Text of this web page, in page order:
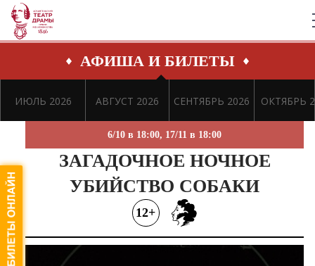
АФИША И БИЛЕТЫ
ИЮЛЬ 2026 АВГУСТ 2026 СЕНТЯБРЬ 2026 ОКТЯБРЬ
6/10 в 18:00, 17/11 в 18:00
ЗАГАДОЧНОЕ НОЧНОЕ
УБИЙСТВО СОБАКИ
12+